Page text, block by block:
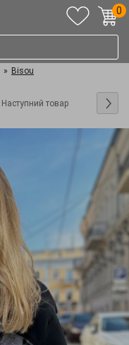
0
» Bisou
Наступний товар